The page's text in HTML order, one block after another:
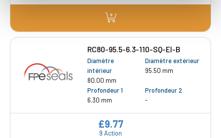
RC80-95.5-6.3-110-SQ-EI-B
Diamètre
intérieur
80.00 mm
Diamètre extérieur
95.50 mm
Profondeur 1
6.30 mm
Profondeur 2
-
9 Action
£9.77